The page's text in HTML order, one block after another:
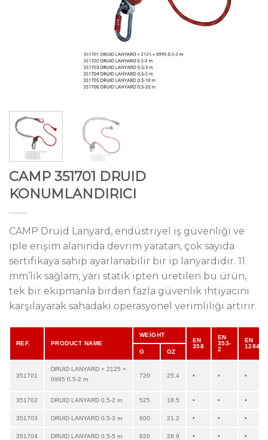
CAMP 351701 DRUID
KONUMLANDIRICI
CAMP Druid Lanyard, endüstriyel iş güvenliği ve
iple erişim alanında devrim yaratan, çok sayıda
sertifikaya sahip ayarlanabilir bir ip lanyardıdır. 11
mm’lik sağlam, yarı statik ipten üretilen bu ürün,
tek bir ekipmanla birden fazla güvenlik ihtiyacını
karşılayarak sahadaki operasyonel verimliliği artırır.
REF. PRODUCT NAME
WEİGHT
EN
358
EN
353-
2
EN
12841/
G
OZ
351701
DRUID LANYARD + 2125 +
0995 0.5-2 m
720 25.4 • • •
351702 DRUID LANYARD 0.5-2 m 525 18.5 • • •
351703 DRUID LANYARD 0.5-3 m 600 21.2 • • •
351704 DRUID LANYARD 0.5-5 m 820 28.9 • • •